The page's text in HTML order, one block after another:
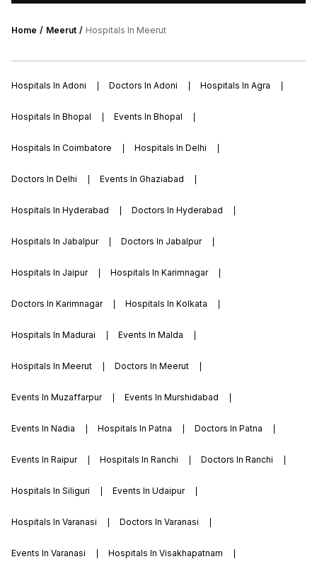
Home Meerut Hospitals In Meerut
Hospitals In Adoni Doctors In Adoni Hospitals In Agra
Hospitals In Bhopal Events In Bhopal
Hospitals In Coimbatore Hospitals In Delhi
Doctors In Delhi Events In Ghaziabad
Hospitals In Hyderabad Doctors In Hyderabad
Hospitals In Jabalpur Doctors In Jabalpur
Hospitals In Jaipur Hospitals In Karimnagar
Doctors In Karimnagar Hospitals In Kolkata
Hospitals In Madurai Events In Malda
Hospitals In Meerut Doctors In Meerut
Events In Muzaffarpur Events In Murshidabad
Events In Nadia Hospitals In Patna Doctors In Patna
Events In Raipur Hospitals In Ranchi Doctors In Ranchi
Hospitals In Siliguri Events In Udaipur
Hospitals In Varanasi Doctors In Varanasi
Events In Varanasi Hospitals In Visakhapatnam